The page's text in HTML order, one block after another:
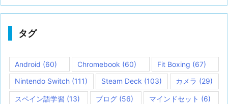
タグ
Android (60) Chromebook (60) Fit Boxing (67)
Nintendo Switch (111) Steam Deck (103) カメラ (29)
スペイン語学習 (13) ブログ (56) マインドセット (6)